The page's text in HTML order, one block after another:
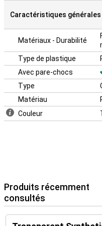
Caractéristiques générales
Matériaux - Durabilité
Type de plastique
Avec pare-chocs
Type
Matériau
Couleur
Produits récemment
consultés